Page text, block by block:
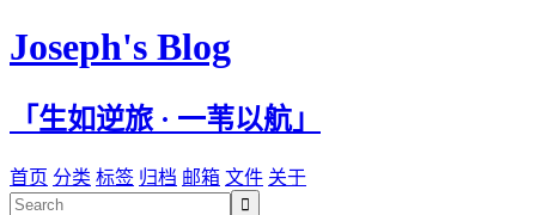
Joseph's Blog
「生如逆旅 · 一苇以航」
首页 分类 标签 归档 邮箱 文件 关于
